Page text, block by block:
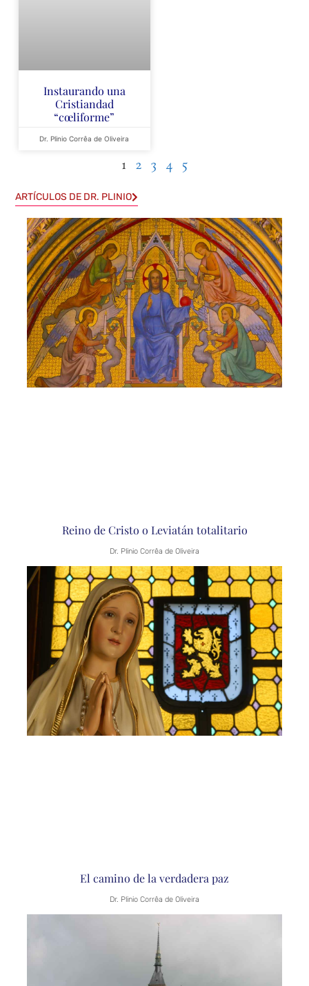
Instaurando una
Cristiandad
“cœliforme”
Dr. Plinio Corrêa de Oliveira
1 2 3 4 5
ARTÍCULOS DE DR. PLINIO
Reino de Cristo o Leviatán totalitario
Dr. Plinio Corrêa de Oliveira
El camino de la verdadera paz
Dr. Plinio Corrêa de Oliveira